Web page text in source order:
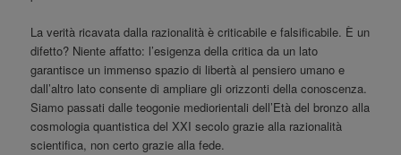
La verità ricavata dalla razionalità è criticabile e falsificabile. È un
difetto? Niente affatto: l’esigenza della critica da un lato
garantisce un immenso spazio di libertà al pensiero umano e
dall’altro lato consente di ampliare gli orizzonti della conoscenza.
Siamo passati dalle teogonie mediorientali dell’Età del bronzo alla
cosmologia quantistica del XXI secolo grazie alla razionalità
scientifica, non certo grazie alla fede.